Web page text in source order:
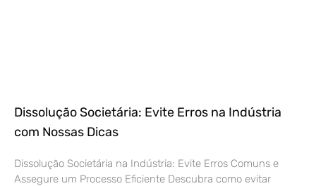
Dissolução Societária: Evite Erros na Indústria
com Nossas Dicas
Dissolução Societária na Indústria: Evite Erros Comuns e
Assegure um Processo Eficiente Descubra como evitar